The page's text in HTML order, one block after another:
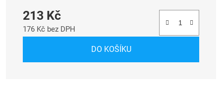
213 Kč
176 Kč bez DPH
DO KOŠÍKU